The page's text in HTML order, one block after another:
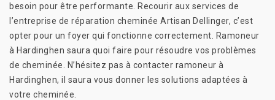
besoin pour être performante. Recourir aux services de
l’entreprise de réparation cheminée Artisan Dellinger, c’est
opter pour un foyer qui fonctionne correctement. Ramoneur
à Hardinghen saura quoi faire pour résoudre vos problèmes
de cheminée. N’hésitez pas à contacter ramoneur à
Hardinghen, il saura vous donner les solutions adaptées à
votre cheminée.